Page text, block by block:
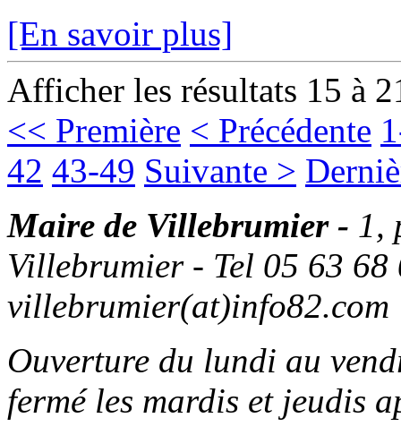
[En savoir plus]
Afficher les résultats 15 à
<< Première < Précédente
42 43-49 Suivante >
Maire de Villebrumier - 1,
Villebrumier - Tel 05 63
villebrumier(at)info82.com
Ouverture du lundi au
fermé les mardis et jeudis